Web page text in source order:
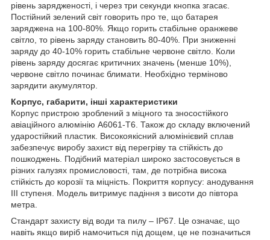
рівень зарядженості, і через три секунди кнопка згасає.
Постійний зелений світ говорить про те, що батарея
заряджена на 100-80%. Якщо горить стабільне оранжеве
світло, то рівень заряду становить 80-40%. При зниженні
заряду до 40-10% горить стабільне червоне світло. Коли
рівень заряду досягає критичних значень (менше 10%),
червоне світло починає блимати. Необхідно терміново
зарядити акумулятор.
Корпус, габарити, інші характеристики
Корпус пристрою зроблений з міцного та зносостійкого
авіаційного алюмінію А6061-Т6. Також до складу включений
ударостійкий пластик. Високоякісний алюмінієвий сплав
забезпечує виробу захист від перегріву та стійкість до
пошкоджень. Подібний матеріал широко застосовується в
різних галузях промисловості, там, де потрібна висока
стійкість до корозії та міцність. Покриття корпусу: анодування
III ступеня. Модель витримує падіння з висоти до півтора
метра.
Стандарт захисту від води та пилу – IP67. Це означає, що
навіть якщо виріб намочиться під дощем, це не позначиться